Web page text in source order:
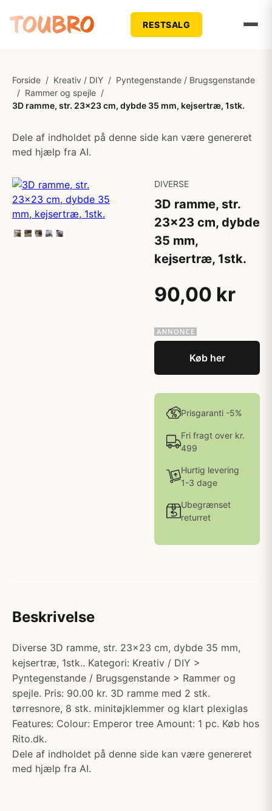
RESTSALG
Forside / Kreativ / DIY / Pyntegenstande / Brugsgenstande
/ Rammer og spejle /
3D ramme, str. 23x23 cm, dybde 35 mm, kejsertræ, 1stk.
Dele af indholdet på denne side kan være genereret
med hjælp fra AI.
DIVERSE
3D ramme, str.
23x23 cm, dybde
35 mm,
kejsertræ, 1stk.
90,00 kr
Køb her
Prisgaranti -5%
Fri fragt over kr.
499
Hurtig levering
1-3 dage
Ubegrænset
returret
Beskrivelse
Diverse 3D ramme, str. 23x23 cm, dybde 35 mm,
kejsertræ, 1stk.. Kategori: Kreativ / DIY >
Pyntegenstande / Brugsgenstande > Rammer og
spejle. Pris: 90.00 kr. 3D ramme med 2 stk.
tørresnore, 8 stk. minitøjklemmer og klart plexiglas
Features: Colour: Emperor tree Amount: 1 pc. Køb hos
Rito.dk.
Dele af indholdet på denne side kan være genereret
med hjælp fra AI.